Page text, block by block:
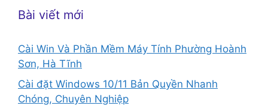
Bài viết mới
Cài Win Và Phần Mềm Máy Tính Phường Hoành
Sơn, Hà Tĩnh
Cài đặt Windows 10/11 Bản Quyền Nhanh
Chóng, Chuyên Nghiệp